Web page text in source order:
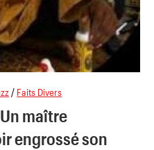
/ Faits Divers
maître
engrossé son